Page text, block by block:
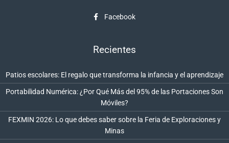
Facebook
Recientes
Patios escolares: El regalo que transforma la infancia y el aprendizaje
Portabilidad Numérica: ¿Por Qué Más del 95% de las Portaciones Son
Móviles?
FEXMIN 2026: Lo que debes saber sobre la Feria de Exploraciones y
Minas